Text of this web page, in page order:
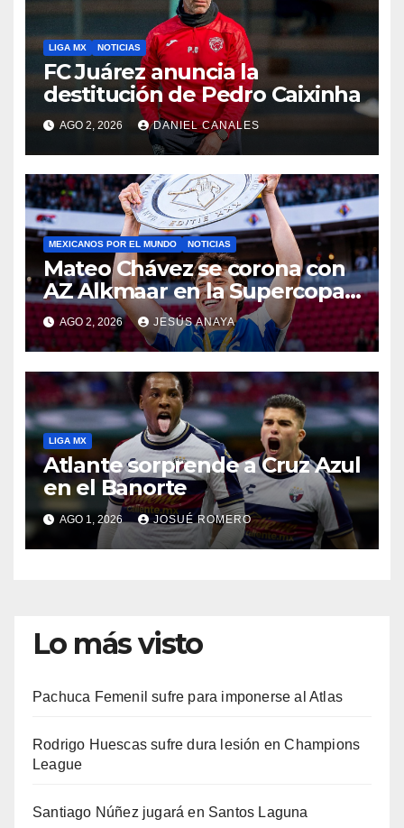
LIGA MX NOTICIAS
FC Juárez anuncia la
destitución de Pedro Caixinha
AGO 2, 2026 DANIEL CANALES
MEXICANOS POR EL MUNDO NOTICIAS
Mateo Chávez se corona con
AZ Alkmaar en la Supercopa
de Países Bajos
AGO 2, 2026 JESÚS ANAYA
LIGA MX
Atlante sorprende a Cruz Azul
en el Banorte
AGO 1, 2026 JOSUÉ ROMERO
Lo más visto
Pachuca Femenil sufre para imponerse al Atlas
Rodrigo Huescas sufre dura lesión en Champions
League
Santiago Núñez jugará en Santos Laguna